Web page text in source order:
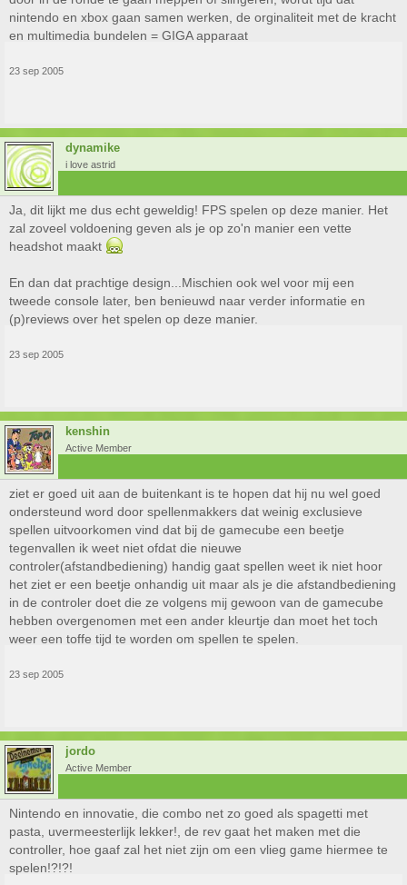
nintendo en xbox gaan samen werken, de orginaliteit met de kracht
en multimedia bundelen = GIGA apparaat
23 sep 2005
dynamike
i love astrid
Ja, dit lijkt me dus echt geweldig! FPS spelen op deze manier. Het
zal zoveel voldoening geven als je op zo'n manier een vette
headshot maakt
En dan dat prachtige design...Mischien ook wel voor mij een
tweede console later, ben benieuwd naar verder informatie en
(p)reviews over het spelen op deze manier.
23 sep 2005
kenshin
Active Member
ziet er goed uit aan de buitenkant is te hopen dat hij nu wel goed
ondersteund word door spellenmakkers dat weinig exclusieve
spellen uitvoorkomen vind dat bij de gamecube een beetje
tegenvallen ik weet niet ofdat die nieuwe
controler(afstandbediening) handig gaat spellen weet ik niet hoor
het ziet er een beetje onhandig uit maar als je die afstandbediening
in de controler doet die ze volgens mij gewoon van de gamecube
hebben overgenomen met een ander kleurtje dan moet het toch
weer een toffe tijd te worden om spellen te spelen.
23 sep 2005
jordo
Active Member
Nintendo en innovatie, die combo net zo goed als spagetti met
pasta, uvermeesterlijk lekker!, de rev gaat het maken met die
controller, hoe gaaf zal het niet zijn om een vlieg game hiermee te
spelen!?!?!